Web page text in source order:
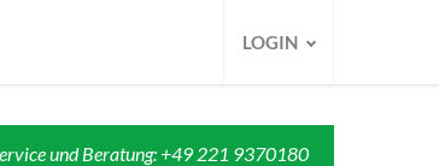
LOGIN
und Beratung: +49 221 9370180